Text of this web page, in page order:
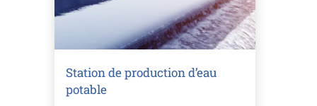
Station de production d’eau
potable